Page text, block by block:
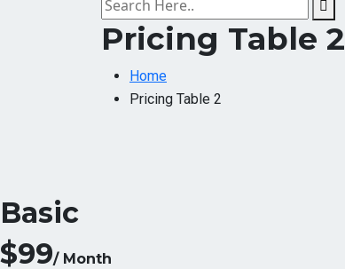
Pricing Table 2
Home
Pricing Table 2
Basic
$99/ Month